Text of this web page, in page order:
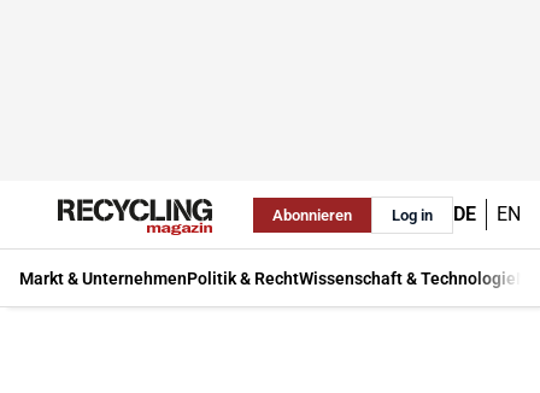
Abonnieren Log in DE EN
Markt & UnternehmenPolitik & RechtWissenschaft & Technologie